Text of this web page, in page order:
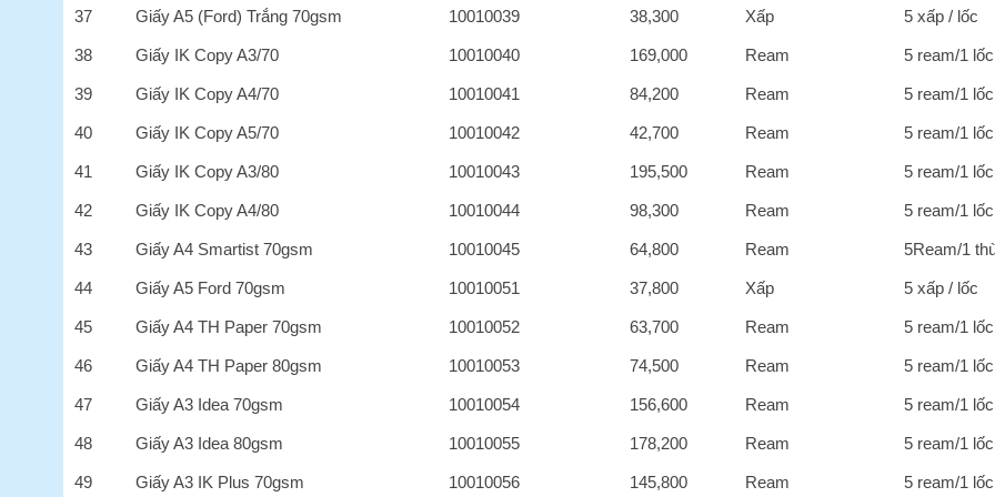
37 Giấy A5 (Ford) Trắng 70gsm 10010039 38,300 Xấp 5 xấp / lốc
38 Giấy IK Copy A3/70 10010040 169,000 Ream 5 ream/1 lốc
39 Giấy IK Copy A4/70 10010041 84,200 Ream 5 ream/1 lốc
40 Giấy IK Copy A5/70 10010042 42,700 Ream 5 ream/1 lốc
41 Giấy IK Copy A3/80 10010043 195,500 Ream 5 ream/1 lốc
42 Giấy IK Copy A4/80 10010044 98,300 Ream 5 ream/1 lốc
43 Giấy A4 Smartist 70gsm 10010045 64,800 Ream 5Ream/1
44 Giấy A5 Ford 70gsm 10010051 37,800 Xấp 5 xấp / lốc
45 Giấy A4 TH Paper 70gsm 10010052 63,700 Ream 5 ream/1 lốc
46 Giấy A4 TH Paper 80gsm 10010053 74,500 Ream 5 ream/1 lốc
47 Giấy A3 Idea 70gsm 10010054 156,600 Ream 5 ream/1 lốc
48 Giấy A3 Idea 80gsm 10010055 178,200 Ream 5 ream/1 lốc
49 Giấy A3 IK Plus 70gsm 10010056 145,800 Ream 5 ream/1 lốc